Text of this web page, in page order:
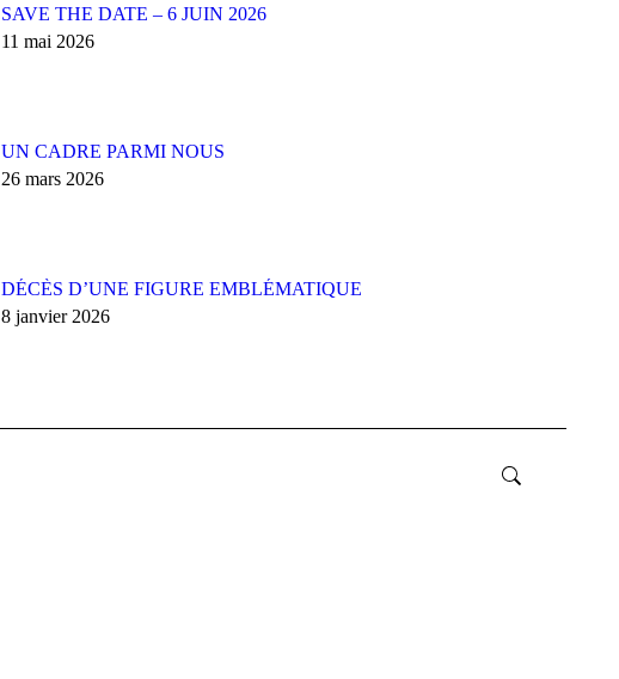
SAVE THE DATE – 6 JUIN 2026
11 mai 2026
UN CADRE PARMI NOUS
26 mars 2026
DÉCÈS D’UNE FIGURE EMBLÉMATIQUE
8 janvier 2026